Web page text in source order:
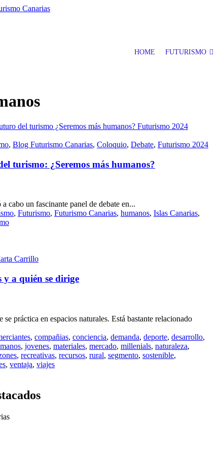
HOME FUTURISMO
, Blog Futurismo Canarias, Coloquio, Debate, Futurismo 2024
turismo: ¿Seremos más humanos?
cabo un fascinante panel de debate en...
, Futurismo, Futurismo Canarias, humanos, Islas Canarias,
Carrillo
y a quién se dirige
práctica en espacios naturales. Está bastante relacionado
, compañias, conciencia, demanda, deporte, desarrollo,
, jovenes, materiales, mercado, millenials, naturaleza,
, recreativas, recursos, rural, segmento, sostenible,
, ventaja, viajes